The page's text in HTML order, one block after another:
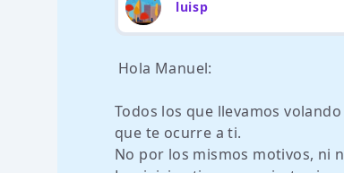
luisp
Hola Manuel:
Todos los que llevamos
que te ocurre a ti.
No por los mismos motivos, ni